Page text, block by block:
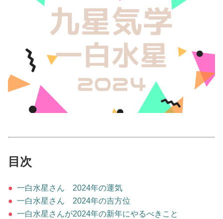
ココロ/カラダ
グルメ
トラベル
ゲーム
目次
● 一白水星さん 2024年の運気
● 一白水星さん 2024年の吉方位
● 一白水星さんが2024年の新年にやるべきこと